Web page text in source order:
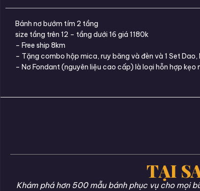
Bánh nơ bướm tím 2 tầng
size tầng trên 12 – tầng dưới 16 giá 1180k
– Free ship 8km
– Tặng combo hộp mica, ruy băng và đèn và 1 Set Dao,
– Nơ Fondant (nguyên liệu cao cấp) là loại hỗn hợp
TẠI
Khám phá hơn 500 mẫu bánh phục vụ cho mọi